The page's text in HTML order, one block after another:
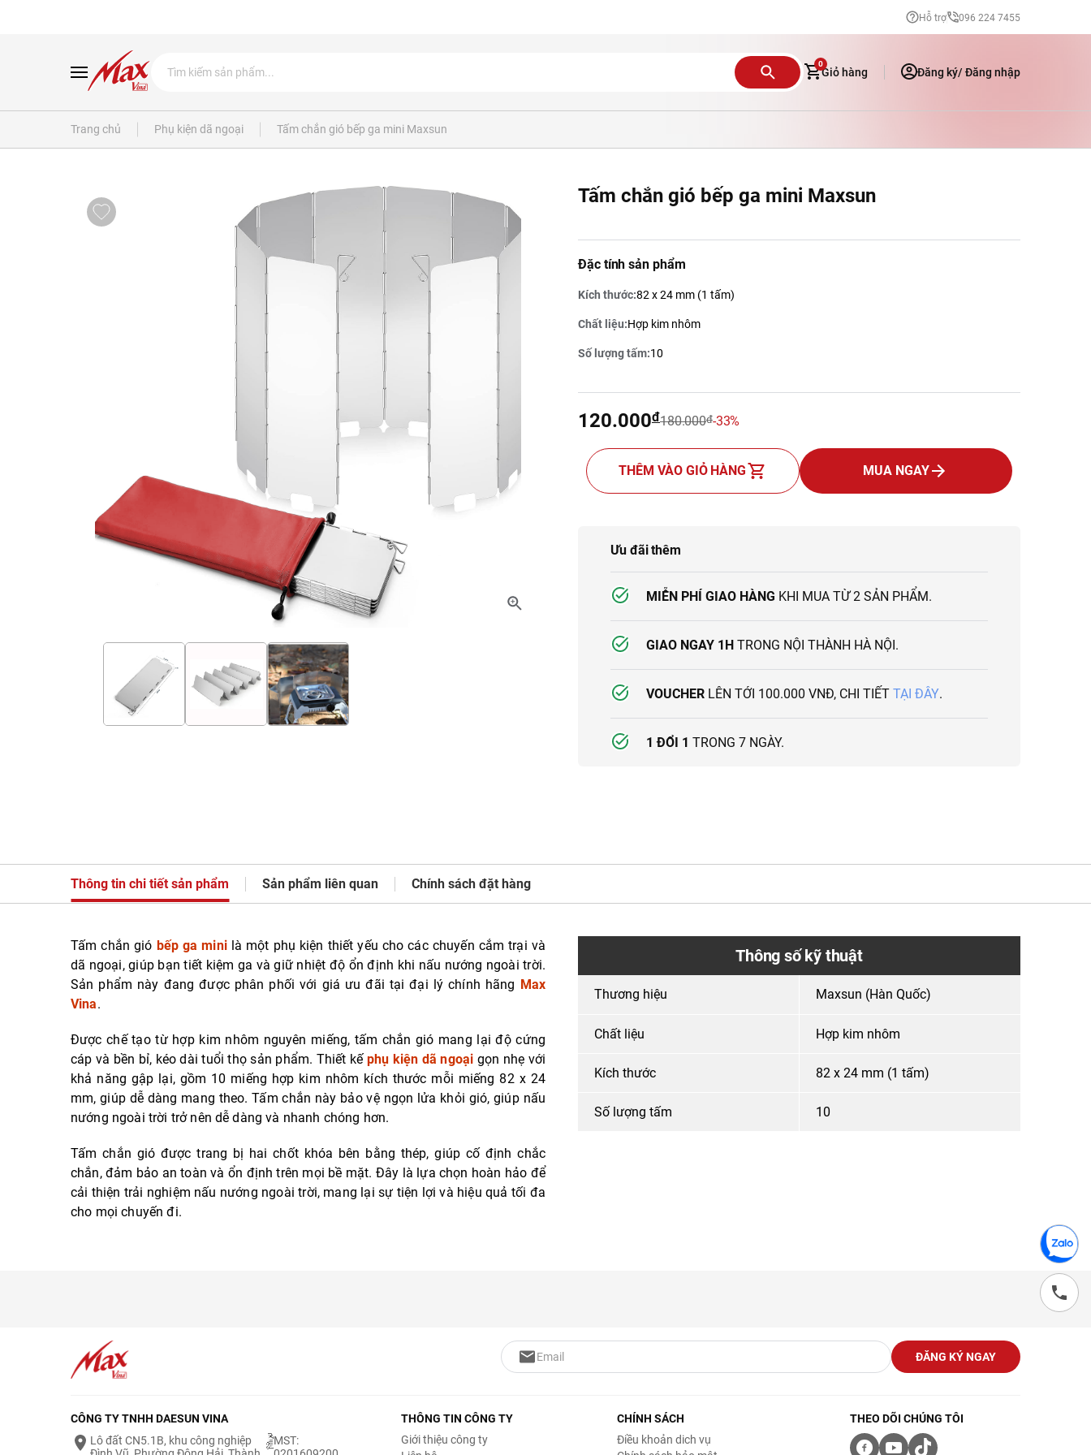
Hỗ trợ 096 224 7455
BẾP GA DÃ NGOẠI DU LỊCH
MINI
BẾP NƯỚNG, BẾP LẨU NỒI & CHẢO
Chảo nướng thịt Hàn Quốc
Chảo Gang Nướng
PHỤ KIỆN DÃ NGOẠI NƯỚC HOA XỊT PHÒNG
0
Giỏ hàng Đăng ký/ Đăng nhập
Trang chủ Phụ kiện dã ngoại Tấm chắn gió bếp ga mini Maxsun
Tấm chắn gió bếp ga mini Maxsun
Đặc tính sản phẩm
Kích thước:82 x 24 mm (1 tấm)
Chất liệu:Hợp kim nhôm
Số lượng tấm:10
120.000đ180.000đ-33%
THÊM VÀO GIỎ HÀNG MUA NGAY
Ưu đãi thêm
MIỄN PHÍ GIAO HÀNG KHI MUA TỪ 2 SẢN PHẨM.
GIAO NGAY 1H TRONG NỘI THÀNH HÀ NỘI.
VOUCHER LÊN TỚI 100.000 VNĐ, CHI TIẾT TẠI ĐÂY.
1 ĐỔI 1 TRONG 7 NGÀY.
Thông tin chi tiết sản phẩm Sản phẩm liên quan Chính sách đặt hàng
Tấm chắn gió bếp ga minilà một phụ kiện thiết yếu cho các chuyến cắm trại và
dã ngoại, giúp bạn tiết kiệm ga và giữ nhiệt độ ổn định khi nấu nướng ngoài trời.
Sản phẩm này đang được phân phối với giá ưu đãi tại đại lý chính hãng Max
Vina.
Được chế tạo từ hợp kim nhôm nguyên miếng, tấm chắn gió mang lại độ cứng
cáp và bền bỉ, kéo dài tuổi thọ sản phẩm. Thiết kế phụ kiện dã ngoại gọn nhẹ với
khả năng gập lại, gồm 10 miếng hợp kim nhôm kích thước mỗi miếng 82 x 24
mm, giúp dễ dàng mang theo. Tấm chắn này bảo vệ ngọn lửa khỏi gió, giúp nấu
nướng ngoài trời trở nên dễ dàng và nhanh chóng hơn.
Tấm chắn gió được trang bị hai chốt khóa bên bằng thép, giúp cố định chắc
chắn, đảm bảo an toàn và ổn định trên mọi bề mặt. Đây là lựa chọn hoàn hảo để
cải thiện trải nghiệm nấu nướng ngoài trời, mang lại sự tiện lợi và hiệu quả tối đa
cho mọi chuyến đi.
Thông số kỹ thuật
Thương hiệu Maxsun (Hàn Quốc)
Chất liệu Hợp kim nhôm
Kích thước 82 x 24 mm (1 tấm)
Số lượng tấm 10
ĐĂNG KÝ NGAY
CÔNG TY TNHH DAESUN VINA
Lô đất CN5.1B, khu công nghiệp
MST:
THÔNG TIN CÔNG TY
Giới thiệu công ty
CHÍNH SÁCH
Điều khoản dich vụ
THEO DÕI CHÚNG TÔI